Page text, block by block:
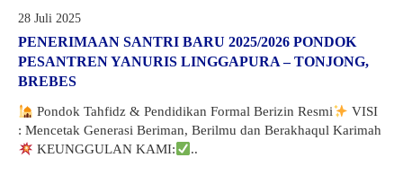
28 Juli 2025
PENERIMAAN SANTRI BARU 2025/2026 PONDOK
PESANTREN YANURIS LINGGAPURA – TONJONG,
BREBES
Pondok Tahfidz & Pendidikan Formal Berizin Resmi
VISI
: Mencetak Generasi Beriman, Berilmu dan Berakhaqul Karimah
KEUNGGULAN KAMI:
..